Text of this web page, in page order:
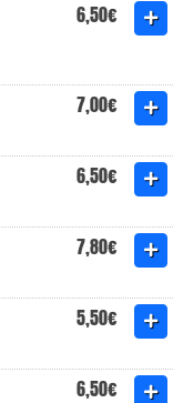
6,50€
7,00€
6,50€
7,80€
5,50€
6,50€